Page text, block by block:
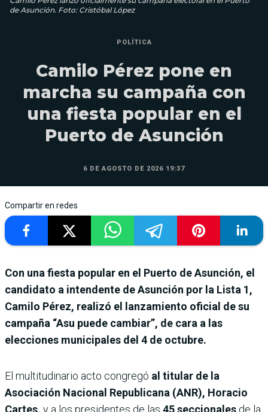
de Asunción. Foto: Cristóbal López
POLÍTICA
Camilo Pérez pone en
marcha su campaña con
una fiesta popular en el
Puerto de Asunción
6 DE AGOSTO DE 2026 19:37
Compartir en redes
Con una fiesta popular en el Puerto de Asunción, el
candidato a intendente de Asunción por la Lista 1,
Camilo Pérez, realizó el lanzamiento oficial de su
campaña “Asu puede cambiar”, de cara a las
elecciones municipales del 4 de octubre.
El multitudinario acto congregó al titular de la
Asociación Nacional Republicana (ANR), Horacio
Cartes, y a los presidentes de las 45 seccionales de la